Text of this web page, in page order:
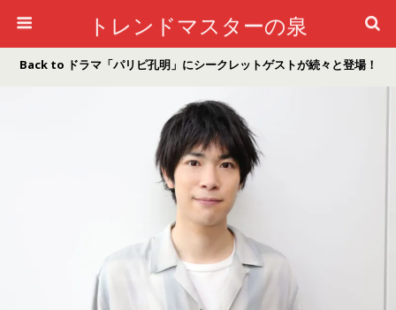
トレンドマスターの泉
Back to ドラマ「パリピ孔明」にシークレットゲストが続々と登場！